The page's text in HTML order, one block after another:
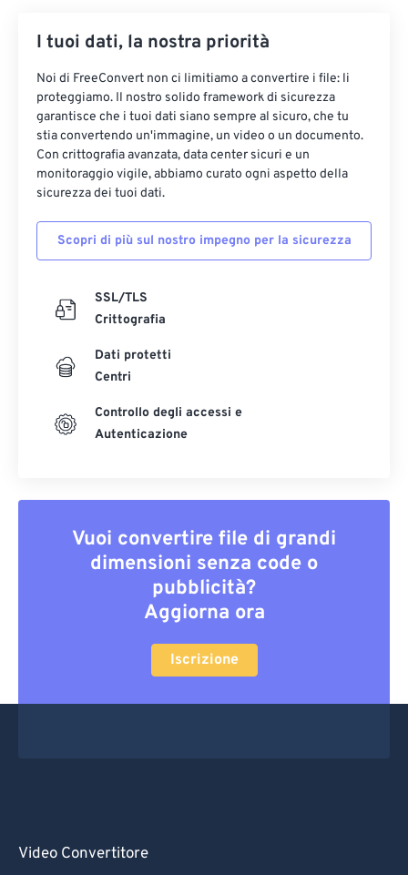
I tuoi dati, la nostra priorità
Noi di FreeConvert non ci limitiamo a convertire i file: li
proteggiamo. Il nostro solido framework di sicurezza
garantisce che i tuoi dati siano sempre al sicuro, che tu
stia convertendo un'immagine, un video o un documento.
Con crittografia avanzata, data center sicuri e un
monitoraggio vigile, abbiamo curato ogni aspetto della
sicurezza dei tuoi dati.
Scopri di più sul nostro impegno per la sicurezza
SSL/TLS
Crittografia
Dati protetti
Centri
Controllo degli accessi e
Autenticazione
Vuoi convertire file di grandi
dimensioni senza code o
pubblicità?
Aggiorna ora
Iscrizione
Video Convertitore